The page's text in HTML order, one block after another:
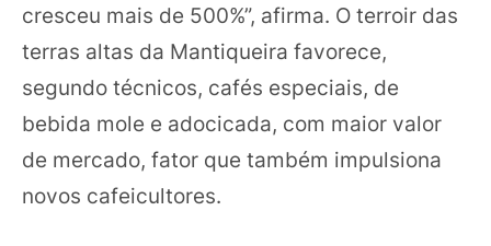
cresceu mais de 500%”, afirma. O terroir das
terras altas da Mantiqueira favorece,
segundo técnicos, cafés especiais, de
bebida mole e adocicada, com maior valor
de mercado, fator que também impulsiona
novos cafeicultores.